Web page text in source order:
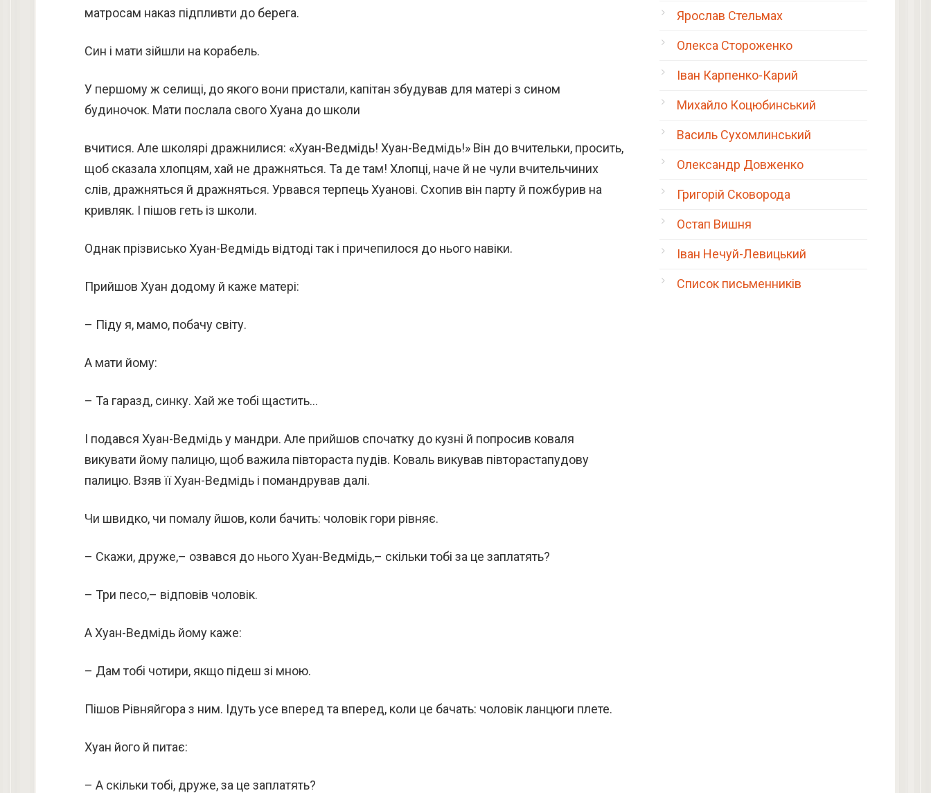
матросам наказ підпливти до берега.
Син і мати зійшли на корабель.
У першому ж селищі, до якого вони пристали, капітан збудував для матері з сином
будиночок. Мати послала свого Хуана до школи
вчитися. Але школярі дражнилися: «Хуан-Ведмідь! Хуан-Ведмідь!» Він до вчительки, просить,
щоб сказала хлопцям, хай не дражняться. Та де там! Хлопці, наче й не чули вчительчиних
слів, дражняться й дражняться. Урвався терпець Хуанові. Схопив він парту й пожбурив на
кривляк. І пішов геть із школи.
Однак прізвисько Хуан-Ведмідь відтоді так і причепилося до нього навіки.
Прийшов Хуан додому й каже матері:
– Піду я, мамо, побачу світу.
А мати йому:
– Та гаразд, синку. Хай же тобі щастить…
І подався Хуан-Ведмідь у мандри. Але прийшов спочатку до кузні й попросив коваля
викувати йому палицю, щоб важила півтораста пудів. Коваль викував півторастапудову
палицю. Взяв її Хуан-Ведмідь і помандрував далі.
Чи швидко, чи помалу йшов, коли бачить: чоловік гори рівняє.
– Скажи, друже,– озвався до нього Хуан-Ведмідь,– скільки тобі за це заплатять?
– Три песо,– відповів чоловік.
А Хуан-Ведмідь йому каже:
– Дам тобі чотири, якщо підеш зі мною.
Пішов Рівняйгора з ним. Ідуть усе вперед та вперед, коли це бачать: чоловік ланцюги плете.
Хуан його й питає:
– А скільки тобі, друже, за це заплатять?
Ярослав Стельмах
Олекса Стороженко
Іван Карпенко-Карий
Михайло Коцюбинський
Василь Сухомлинський
Олександр Довженко
Григорій Сковорода
Остап Вишня
Іван Нечуй-Левицький
Список письменників